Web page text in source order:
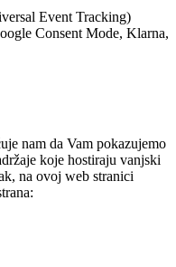
Event Tracking)
Consent Mode, Klarna,
nam da Vam pokazujemo
koje hostiraju vanjski
na ovoj web stranici